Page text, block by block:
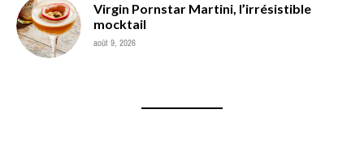
Virgin Pornstar Martini, l’irrésistible
mocktail
août 9, 2026